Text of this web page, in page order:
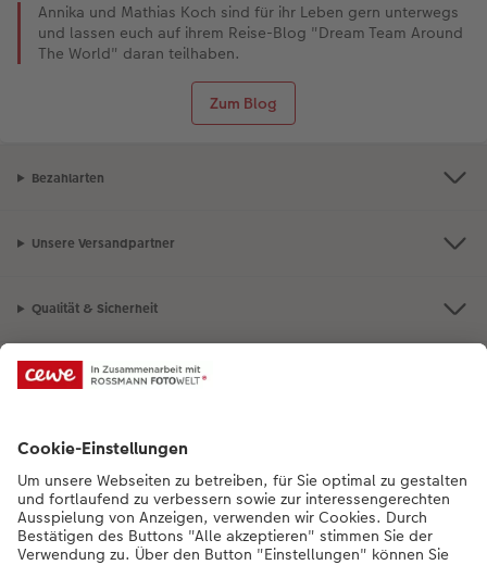
Annika und Mathias Koch sind für ihr Leben gern unterwegs
und lassen euch auf ihrem Reise-Blog "Dream Team Around
The World" daran teilhaben.
Zum Blog
Bezahlarten
Unsere Versandpartner
Qualität & Sicherheit
Nachhaltigkeit bei CEWE
Mein Fotoservice
Informationen